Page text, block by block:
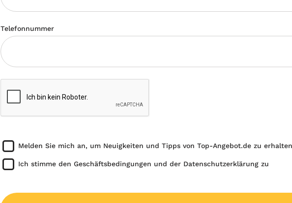
Telefonnummer
Melden Sie mich an, um Neuigkeiten und Tipps von Top-Angebot.de zu erhalten
Ich stimme den Geschäftsbedingungen und der Datenschutzerklärung zu